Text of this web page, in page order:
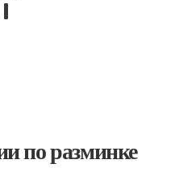
по разминке